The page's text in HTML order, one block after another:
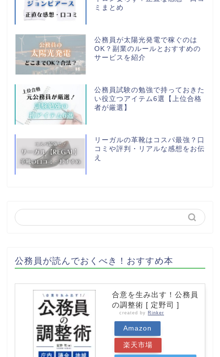
ミまとめ
公務員が太陽光発電で稼ぐのは
OK？副業のルールとおすすめの
サービスを紹介
公務員試験の勉強で持っておきた
い役立つアイテム6選【上位合格
者が厳選】
リーガルの革靴はコスパ最強？口
コミや評判・リアルな感想をお伝
え
公務員が読んでおくべき！おすすめ本
合意を生み出す！公務員
の調整術 [ 定野司 ]
created by Rinker
Amazon
楽天市場